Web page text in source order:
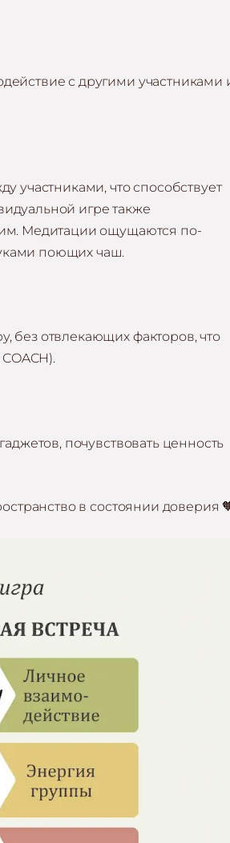
с другими участниками
участниками, что способствует
игре также
Медитации ощущаются по-
поющих чаш.
без отвлекающих факторов, что
почувствовать ценность
в состоянии доверия